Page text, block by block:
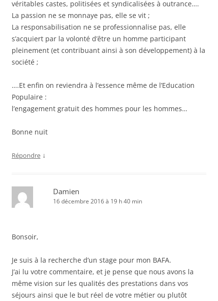
véritables castes, politisées et syndicalisées à outrance….
La passion ne se monnaye pas, elle se vit ;
La responsabilisation ne se professionnalise pas, elle
s’acquiert par la volonté d’être un homme participant
pleinement (et contribuant ainsi à son développement) à la
société ;
….Et enfin on reviendra à l’essence même de l’Education
Populaire :
l’engagement gratuit des hommes pour les hommes…
Bonne nuit
Répondre ↓
Damien
16 décembre 2016 à 19 h 40 min
Bonsoir,
Je suis à la recherche d’un stage pour mon BAFA.
J’ai lu votre commentaire, et je pense que nous avons la
même vision sur les qualités des prestations dans vos
séjours ainsi que le but réel de votre métier ou plutôt